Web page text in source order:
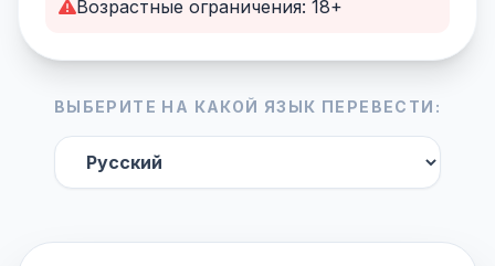
Возрастные ограничения: 18+
ВЫБЕРИТЕ НА КАКОЙ ЯЗЫК ПЕРЕВЕСТИ: